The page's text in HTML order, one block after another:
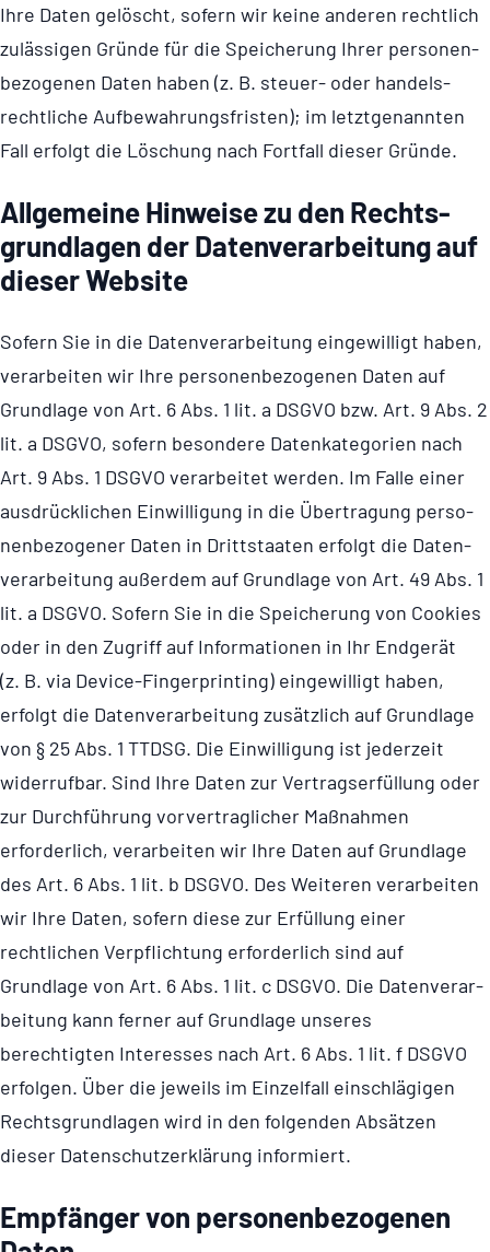
Ihre Daten gelöscht, sofern wir keine anderen rechtlich
zulässigen Gründe für die Speicherung Ihrer perso­nen­
be­zo­genen Daten haben (z. B. steuer- oder handels­
recht­liche Aufbe­wah­rungs­fristen); im letztgenannten
Fall erfolgt die Löschung nach Fortfall dieser Gründe.
Allge­meine Hinweise zu den Rechts­
grund­lagen der Daten­ver­ar­bei­tung auf
dieser Website
Sofern Sie in die Daten­ver­ar­bei­tung eingewilligt haben,
verarbeiten wir Ihre perso­nen­be­zo­genen Daten auf
Grundlage von Art. 6 Abs. 1 lit. a DSGVO bzw. Art. 9 Abs. 2
lit. a DSGVO, sofern besondere Daten­ka­te­go­rien nach
Art. 9 Abs. 1 DSGVO verarbeitet werden. Im Falle einer
ausdrücklichen Einwilligung in die Übertragung perso­
nen­be­zo­gener Daten in Drittstaaten erfolgt die Daten­
ver­ar­bei­tung außerdem auf Grundlage von Art. 49 Abs. 1
lit. a DSGVO. Sofern Sie in die Speicherung von Cookies
oder in den Zugriff auf Informationen in Ihr Endgerät
(z. B. via Device-Fingerprinting) eingewilligt haben,
erfolgt die Daten­ver­ar­bei­tung zusätzlich auf Grundlage
von § 25 Abs. 1 TTDSG. Die Einwilligung ist jederzeit
widerrufbar. Sind Ihre Daten zur Vertrags­er­fül­lung oder
zur Durchführung vorver­trag­li­cher Maßnahmen
erforderlich, verarbeiten wir Ihre Daten auf Grundlage
des Art. 6 Abs. 1 lit. b DSGVO. Des Weiteren verarbeiten
wir Ihre Daten, sofern diese zur Erfüllung einer
rechtlichen Verpflichtung erforderlich sind auf
Grundlage von Art. 6 Abs. 1 lit. c DSGVO. Die Daten­ver­ar­
bei­tung kann ferner auf Grundlage unseres
berechtigten Interesses nach Art. 6 Abs. 1 lit. f DSGVO
erfolgen. Über die jeweils im Einzelfall einschlägigen
Rechts­grund­lagen wird in den folgenden Absätzen
dieser Daten­schut­z­er­klä­rung informiert.
Empfänger von perso­nen­be­zo­genen